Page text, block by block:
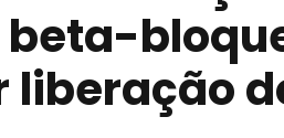
beta-
liberação